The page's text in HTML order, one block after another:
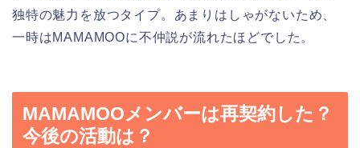
独特の魅力を放つタイプ。あまりはしゃがないため、
一時はMAMAMOOに不仲説が流れたほどでした。
MAMAMOOメンバーは再契約した？
今後の活動は？